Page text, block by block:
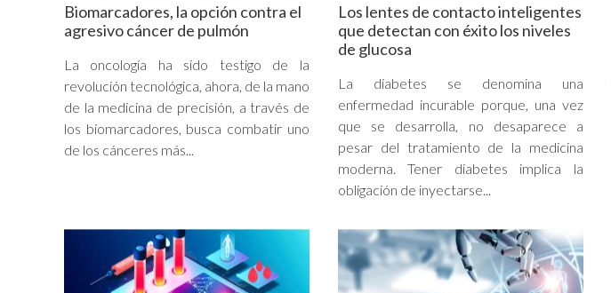
Biomarcadores, la opción contra el
agresivo cáncer de pulmón
La oncología ha sido testigo de la
revolución tecnológica, ahora, de la mano
de la medicina de precisión, a través de
los biomarcadores, busca combatir uno
de los cánceres más...
Los lentes de contacto inteligentes
que detectan con éxito los niveles
de glucosa
La diabetes se denomina una
enfermedad incurable porque, una vez
que se desarrolla, no desaparece a
pesar del tratamiento de la medicina
moderna. Tener diabetes implica la
obligación de inyectarse...